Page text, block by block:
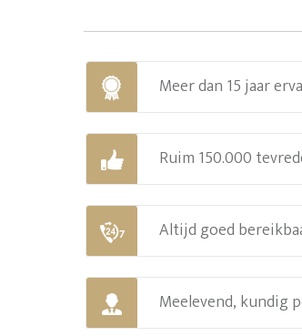
Meer dan 15 jaar
Ruim 150.000
Altijd goed
Meelevend, kundig